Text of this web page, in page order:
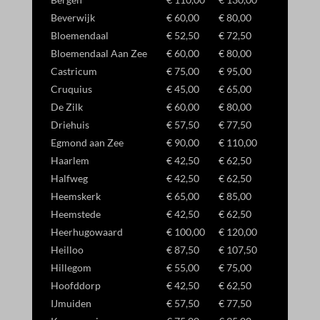
Beverwijk
€ 60,00
€ 80,00
Bloemendaal
€ 52,50
€ 72,50
Bloemendaal Aan Zee
€ 60,00
€ 80,00
Castricum
€ 75,00
€ 95,00
Cruquius
€ 45,00
€ 65,00
De Zilk
€ 60,00
€ 80,00
Driehuis
€ 57,50
€ 77,50
Egmond aan Zee
€ 90,00
€ 110,00
Haarlem
€ 42,50
€ 62,50
Halfweg
€ 42,50
€ 62,50
Heemskerk
€ 65,00
€ 85,00
Heemstede
€ 42,50
€ 62,50
Heerhugowaard
€ 100,00
€ 120,00
Heilloo
€ 87,50
€ 107,50
Hillegom
€ 55,00
€ 75,00
Hoofddorp
€ 42,50
€ 62,50
IJmuiden
€ 57,50
€ 77,50
_gcl_gb
_gcl_gs
amzn_consent